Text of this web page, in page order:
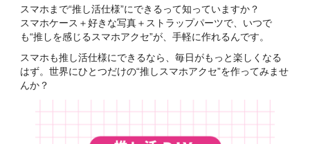
スマホまで“推し活仕様”にできるって知っていますか？
スマホケース＋好きな写真＋ストラップパーツで、いつで
も“推しを感じるスマホアクセ”が、手軽に作れるんです。
スマホも推し活仕様にできるなら、毎日がもっと楽しくなる
はず。世界にひとつだけの“推しスマホアクセ”を作ってみませ
んか？